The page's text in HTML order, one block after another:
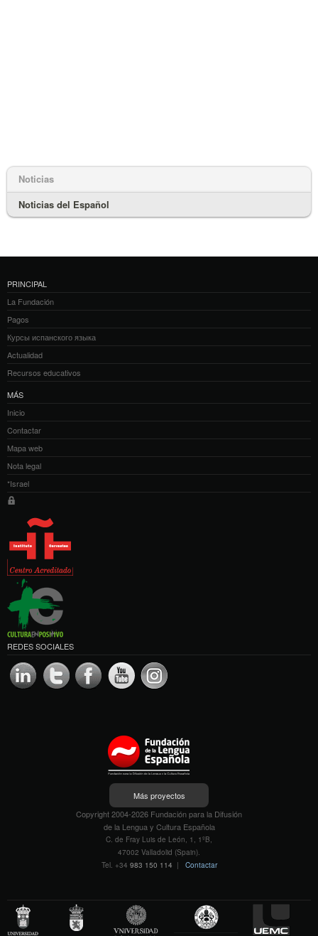
Noticias
Noticias del Español
PRINCIPAL
La Fundación
Pagos
Курсы испанского языка
Actualidad
Recursos educativos
MÁS
Inicio
Contactar
Mapa web
Nota legal
*Israel
REDES SOCIALES
Más proyectos
Copyright 2004-2026 Fundación para la Difusión
de la Lengua y Cultura Española
C. de Fray Luis de León, 1, 1ºB,
47002 Valladolid (Spain).
Tel. +34 983 150 114 | Contactar